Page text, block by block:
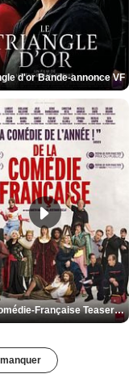
d'or Bande-annonce VF
De la Comédie-Française Teaser VF